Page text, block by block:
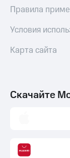
Правила
Условия
Карта сайта
Скачайте